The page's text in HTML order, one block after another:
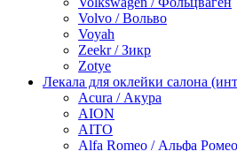
Volvo / Вольво
Voyah
Zeekr / Зикр
Zotye
Лекала для оклейки салона
Acura / Акура
AION
AITO
Alfa Romeo / Альфа Ромео